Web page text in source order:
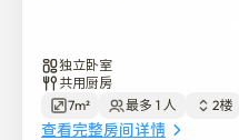
这也是往返汉国外国语大
地点。
独立卧室
共用厨房
7m²
最多 1 人 2楼
查看完整房间详情